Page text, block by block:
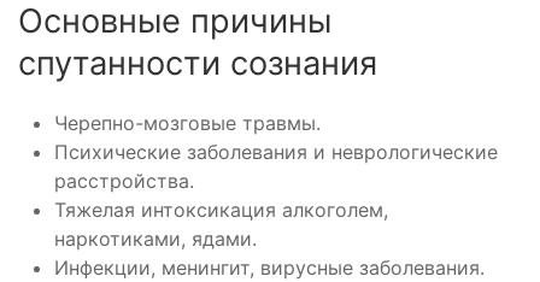
Основные причины
спутанности сознания
Черепно-мозговые травмы.
Психические заболевания и неврологические
расстройства.
Тяжелая интоксикация алкоголем,
наркотиками, ядами.
Инфекции, менингит, вирусные заболевания.